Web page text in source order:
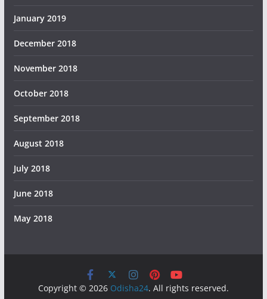
January 2019
December 2018
November 2018
October 2018
September 2018
August 2018
July 2018
June 2018
May 2018
Copyright © 2026 Odisha24. All rights reserved.